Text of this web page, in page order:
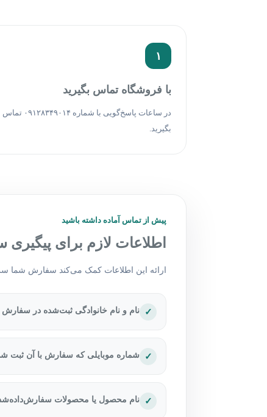
۱
با فروشگاه تماس بگیرید
در ساعات پاسخ‌گویی با شماره ۰۹۱۲۸۳۴۹۰۱۴ تماس
بگیرید.
پیش از تماس آماده داشته باشید
اطلاعات لازم برای پیگیری
ارائه این اطلاعات کمک می‌کند سفارش شما
✓ نام و نام خانوادگی ثبت‌شده در سفارش
✓ شماره موبایلی که سفارش با آن ثبت
✓ نام محصول یا محصولات